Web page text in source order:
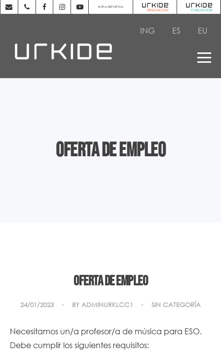
ROPA DEPORTIVA
ING ES EU
Oferta de empleo
Oferta de empleo
24/01/2023 BY ADMINURKLCC1 SIN CATEGORÍA
Necesitamos un/a profesor/a de música para ESO.
Debe cumplir los siguientes requisitos: